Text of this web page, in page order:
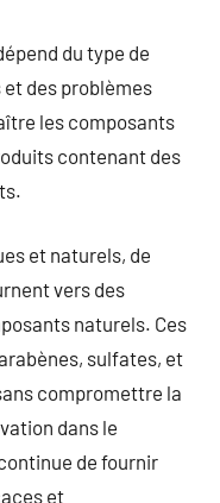
du type de
des problèmes
les composants
contenant des
et naturels, de
vers des
naturels. Ces
sulfates, et
compromettre la
dans le
de fournir
et